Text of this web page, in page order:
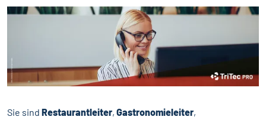
Sie sind Restaurantleiter, Gastronomieleiter,